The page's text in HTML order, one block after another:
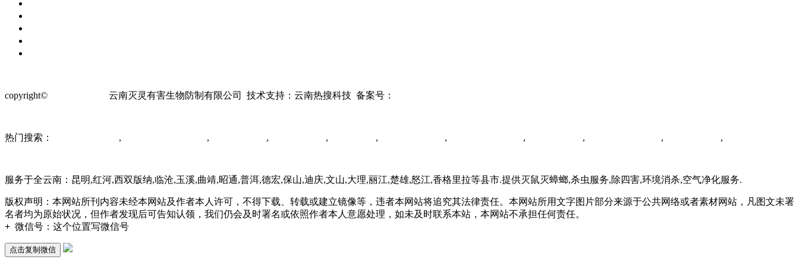
copyright© 云南灭灵有害生物防制有限公司 技术支持：云南热搜科技 备案号：
热门搜索： , , , , , , , , , ,
服务于全云南：昆明,红河,西双版纳,临沧,玉溪,曲靖,昭通,普洱,德宏,保山,迪庆,文山,大理,丽江,楚雄,怒江,香格里拉等县市.提供灭鼠灭蟑螂,杀虫服务,除四害,环境消杀,空气净化服务.
版权声明：本网站所刊内容未经本网站及作者本人许可，不得下载、转载或建立镜像等，违者本网站将追究其法律责任。本网站所用文字图片部分来源于公共网络或者素材网站，凡图文未署
名者均为原始状况，但作者发现后可告知认领，我们仍会及时署名或依照作者本人意愿处理，如未及时联系本站，本网站不承担任何责任。
+ 微信号： 这个位置写微信号
点击复制微信